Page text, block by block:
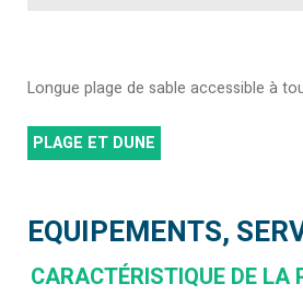
Longue plage de sable accessible à
PLAGE ET DUNE
EQUIPEMENTS,
CARACTÉRISTIQUE DE LA